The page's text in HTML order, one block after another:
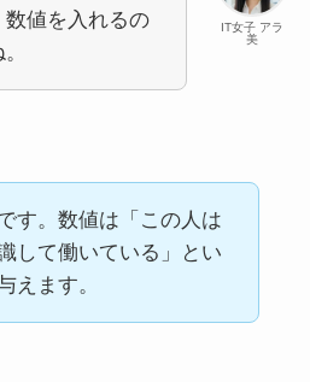
IT女子 アラ
美
値を入れるの
す。数値は「この人は
して働いている」とい
えます。